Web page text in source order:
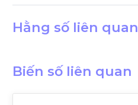
Hằng số liên quan
Biến số liên quan